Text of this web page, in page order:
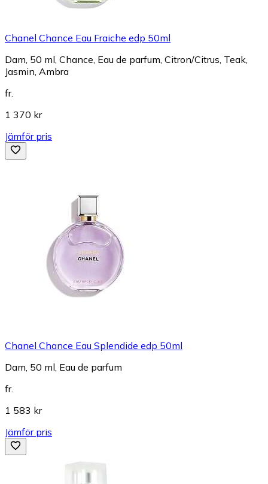
Chanel Chance Eau Fraiche edp 50ml
Dam, 50 ml, Chance, Eau de parfum, Citron/Citrus, Teak,
Jasmin, Ambra
fr.
1 370 kr
Jämför pris
Chanel Chance Eau Splendide edp 50ml
Dam, 50 ml, Eau de parfum
fr.
1 583 kr
Jämför pris